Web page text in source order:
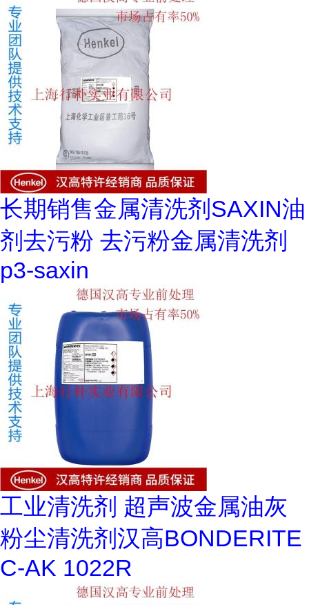
长期销售金属清洗剂SAXIN油
剂去污粉 去污粉金属清洗剂
p3-saxin
工业清洗剂 超声波金属油灰
粉尘清洗剂汉高BONDERITE
C-AK 1022R